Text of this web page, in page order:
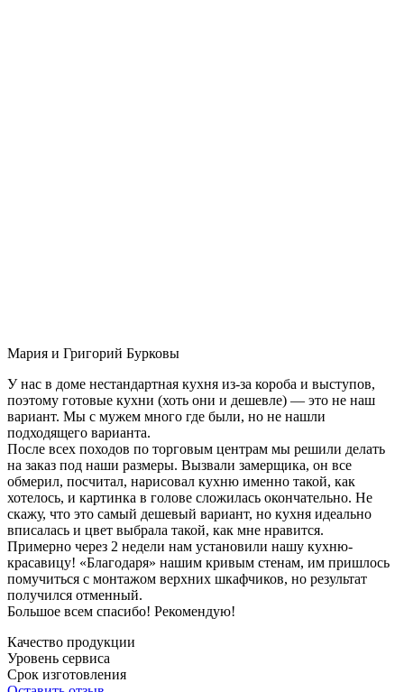
Мария и Григорий Бурковы
У нас в доме нестандартная кухня из-за короба и выступов,
поэтому готовые кухни (хоть они и дешевле) — это не наш
вариант. Мы с мужем много где были, но не нашли
подходящего варианта.
После всех походов по торговым центрам мы решили делать
на заказ под наши размеры. Вызвали замерщика, он все
обмерил, посчитал, нарисовал кухню именно такой, как
хотелось, и картинка в голове сложилась окончательно. Не
скажу, что это самый дешевый вариант, но кухня идеально
вписалась и цвет выбрала такой, как мне нравится.
Примерно через 2 недели нам установили нашу кухню-
красавицу! «Благодаря» нашим кривым стенам, им пришлось
помучиться с монтажом верхних шкафчиков, но результат
получился отменный.
Большое всем спасибо! Рекомендую!
Качество продукции
Уровень сервиса
Срок изготовления